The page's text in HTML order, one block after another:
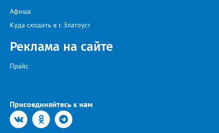
Афиша
Куда сходить в г. Златоуст
Реклама на сайте
Прайс
Присоединяйтесь к нам